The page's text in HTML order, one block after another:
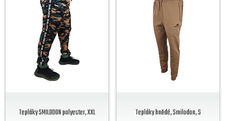
Tepláky SMILODON polyester, XXL Tepláky hnědé, Smilodon, S